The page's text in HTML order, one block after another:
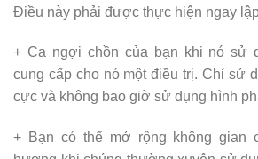
Điều này phải được thực hiện ngay
+ Ca ngợi chồn của bạn khi nó sử
cung cấp cho nó một điều trị. Chỉ sử
cực và không bao giờ sử dụng hình
+ Bạn có thể mở rộng không gian